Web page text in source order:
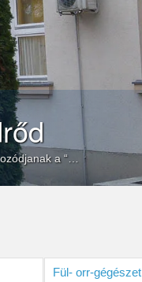
a “…
Fül- orr-gégészet